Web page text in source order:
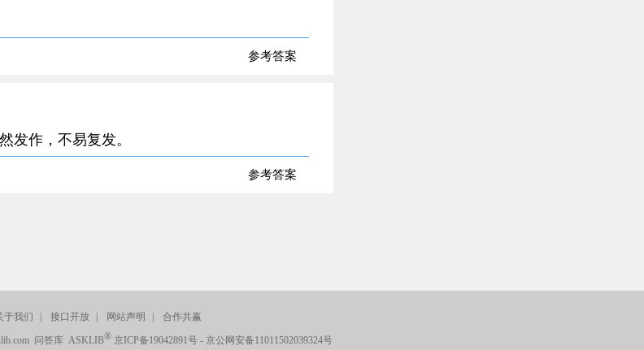
参考答案
发作，不易复发。
参考答案
于我们 接口开放 网站声明 合作共赢
问答库 ASKLIB® 京ICP备19042891号- 京公网安备11011502039324号